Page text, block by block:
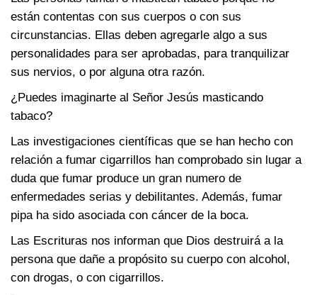
están contentas con sus cuerpos o con sus
circunstancias. Ellas deben agregarle algo a sus
personalidades para ser aprobadas, para tranquilizar
sus nervios, o por alguna otra razón.
¿Puedes imaginarte al Señor Jesús masticando
tabaco?
Las investigaciones científicas que se han hecho con
relación a fumar cigarrillos han comprobado sin lugar a
duda que fumar produce un gran numero de
enfermedades serias y debilitantes. Además, fumar
pipa ha sido asociada con cáncer de la boca.
Las Escrituras nos informan que Dios destruirá a la
persona que dañe a propósito su cuerpo con alcohol,
con drogas, o con cigarrillos.